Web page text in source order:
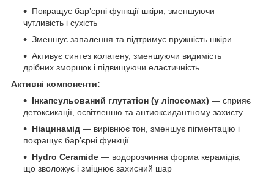
Покращує бар’єрні функції шкіри, зменшуючи
чутливість і сухість
Зменшує запалення та підтримує пружність шкіри
Активує синтез колагену, зменшуючи видимість
дрібних зморшок і підвищуючи еластичність
Активні компоненти:
Інкапсульований глутатіон (у ліпосомах) — сприяє
детоксикації, освітленню та антиоксидантному захисту
Ніацинамід — вирівнює тон, зменшує пігментацію і
покращує бар’єрні функції
Hydro Ceramide — водорозчинна форма керамідів,
що зволожує і зміцнює захисний шар